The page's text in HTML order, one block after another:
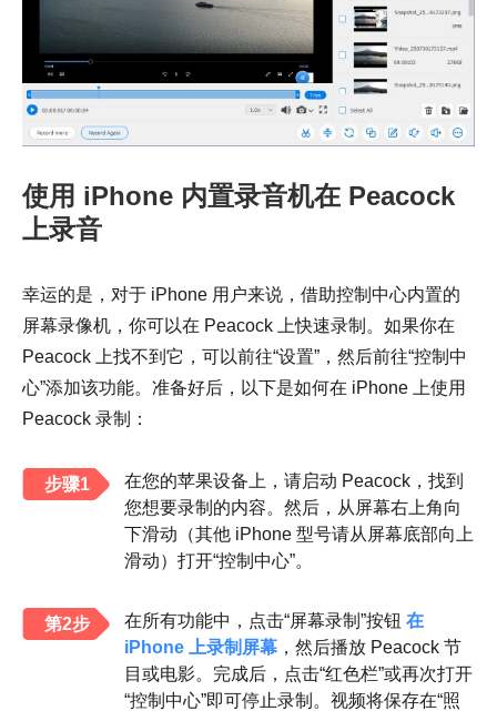
使用 iPhone 内置录音机在 Peacock
上录音
幸运的是，对于 iPhone 用户来说，借助控制中心内置的
屏幕录像机，你可以在 Peacock 上快速录制。如果你在
Peacock 上找不到它，可以前往“设置”，然后前往“控制中
心”添加该功能。准备好后，以下是如何在 iPhone 上使用
Peacock 录制：
步骤1
在您的苹果设备上，请启动 Peacock，找到
您想要录制的内容。然后，从屏幕右上角向
下滑动（其他 iPhone 型号请从屏幕底部向上
滑动）打开“控制中心”。
第2步 在所有功能中，点击“屏幕录制”按钮 在
iPhone 上录制屏幕 ，然后播放 Peacock 节
目或电影。完成后，点击“红色栏”或再次打开
“控制中心”即可停止录制。视频将保存在“照